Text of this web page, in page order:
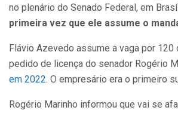
no plenário do Senado Federal, em
primeira vez que ele assume o
Flávio Azevedo assume a vaga por 120
pedido de licença do senador Rogério
em 2022. O empresário era o primeiro
Rogério Marinho informou que vai se